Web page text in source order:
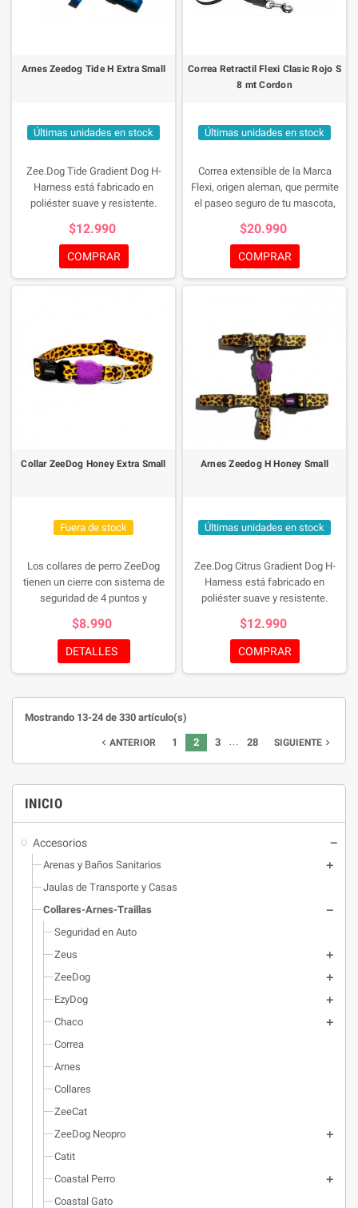
INICIO
Accesorios
Arenas y Baños Sanitarios
Jaulas de Transporte y Casas
Collares-Arnes-Traillas
Seguridad en Auto
Zeus
ZeeDog
EzyDog
Chaco
Correa
Arnes
Collares
ZeeCat
ZeeDog Neopro
Catit
Coastal Perro
Coastal Gato
Arnes Zeedog Tide H Extra Small
Últimas unidades en stock
Zee.Dog Tide Gradient Dog H-
Harness está fabricado en
poliéster suave y resistente.
degradado. Cuenta con dos anillas
en forma de D para la fijación de la
correa. La hebilla está cuenta con
un sistema de bloqueo de 4
$12.990
COMPRAR
Correa Retractil Flexi Clasic Rojo S
8 mt Cordon
Últimas unidades en stock
Correa extensible de la Marca
Flexi, origen aleman, que permite
el paseo seguro de tu mascota,
para perros hasta 12 kg. de peso.
$20.990
COMPRAR
Collar ZeeDog Honey Extra Small
Fuera de stock
Los collares de perro ZeeDog
tienen un cierre con sistema de
seguridad de 4 puntos y
suave a la piel, totalmente
ajustables y vienen con una
hebilla construida con un sistema
mayor seguridad.
$8.990
DETALLES
Arnes Zeedog H Honey Small
Últimas unidades en stock
Zee.Dog Citrus Gradient Dog H-
Harness está fabricado en
poliéster suave y resistente.
degradado. Cuenta con dos anillas
en forma de D para la fijación de la
correa. La hebilla está cuenta con
puntos para mayor seguridad. La
$12.990
COMPRAR
Mostrando 13-24 de 330 artículo(s)
navigate_before ANTERIOR 1 2 3 … 28 SIGUIENTE navigate_next